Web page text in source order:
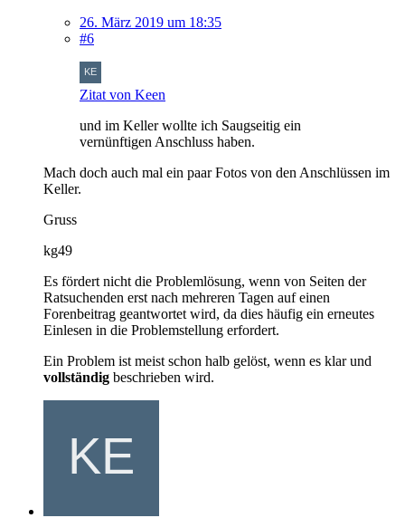
26. März 2019 um 18:35
#6
Zitat von Keen
und im Keller wollte ich Saugseitig ein
vernünftigen Anschluss haben.
Mach doch auch mal ein paar Fotos von den Anschlüssen im
Keller.
Gruss
kg49
Es fördert nicht die Problemlösung, wenn von Seiten der
Ratsuchenden erst nach mehreren Tagen auf einen
Forenbeitrag geantwortet wird, da dies häufig ein erneutes
Einlesen in die Problemstellung erfordert.
Ein Problem ist meist schon halb gelöst, wenn es klar und
vollständig beschrieben wird.